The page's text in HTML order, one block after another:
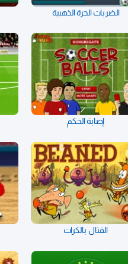
الضربات الحرة الذهبية
إصابة الحكم
القتال بالكرات